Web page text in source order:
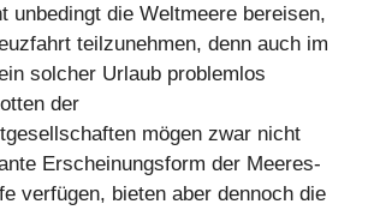
unbedingt die Weltmeere bereisen,
teilzunehmen, denn auch im
solcher Urlaub problemlos
der
mögen zwar nicht
Erscheinungsform der Meeres-
verfügen, bieten aber dennoch die